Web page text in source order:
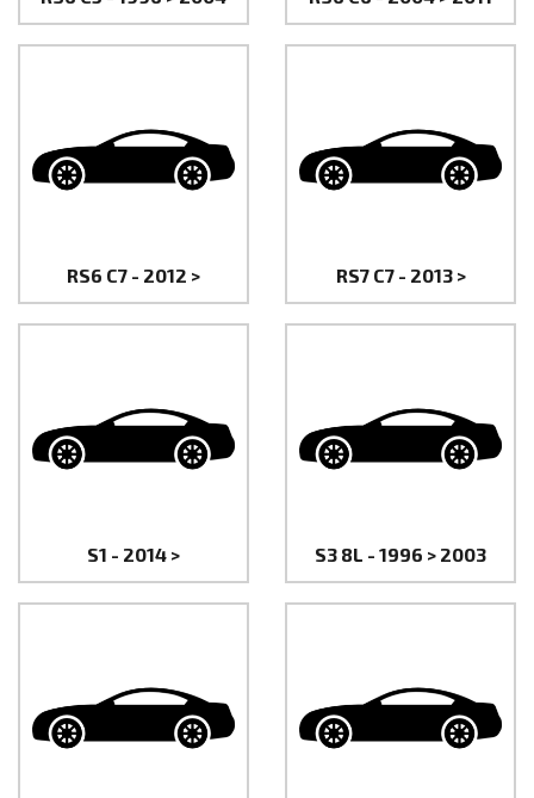
RS6 C7 - 2012 > RS7 C7 - 2013 >
S1 - 2014 > S3 8L - 1996 > 2003